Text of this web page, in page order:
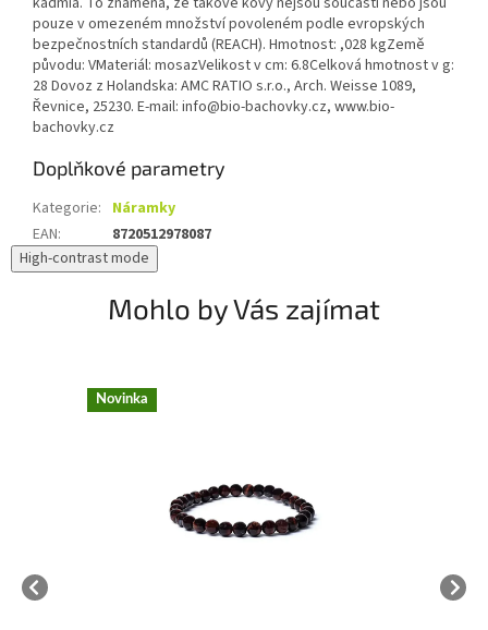
pouze v omezeném množství povoleném podle evropských
bezpečnostních standardů (REACH). Hmotnost: ,028 kgZemě
původu: VMateriál: mosazVelikost v cm: 6.8Celková hmotnost v g:
28 Dovoz z Holandska: AMC RATIO s.r.o., Arch. Weisse 1089,
Řevnice, 25230. E-mail: info@bio-bachovky.cz, www.bio-
bachovky.cz
Doplňkové parametry
Kategorie: Náramky
EAN:
8720512978087
High-contrast mode
Mohlo by Vás zajímat
Novinka